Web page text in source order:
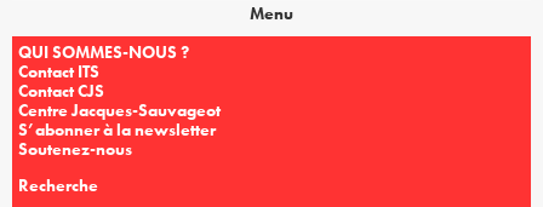
Menu
QUI SOMMES-NOUS ?
Contact ITS
Contact CJS
Centre Jacques-Sauvageot
S’abonner à la newsletter
Soutenez-nous
Recherche